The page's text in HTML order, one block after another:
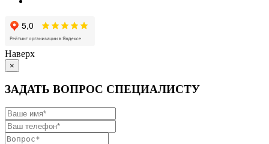
Наверх
×
ЗАДАТЬ ВОПРОС СПЕЦИАЛИСТУ